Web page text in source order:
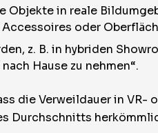
in reale
oder
z. B. in hybriden
Hause zu nehmen“.
die Verweildauer in VR-
Durchschnitts